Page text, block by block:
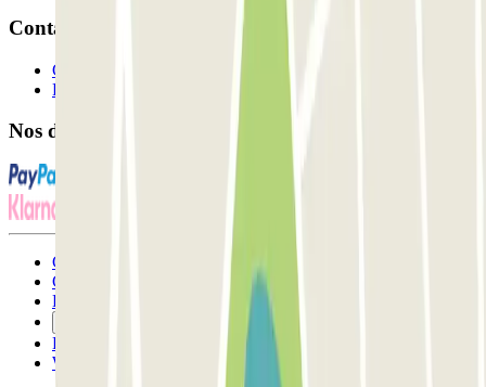
Contact
Contactez-nous
FAQ
Nos différents modes de paiement:
Conditions générales d'utilisation et contrat
Conditions d'annulation
Politique relative aux cookies
Politique de confidentialité
Whistleblowing